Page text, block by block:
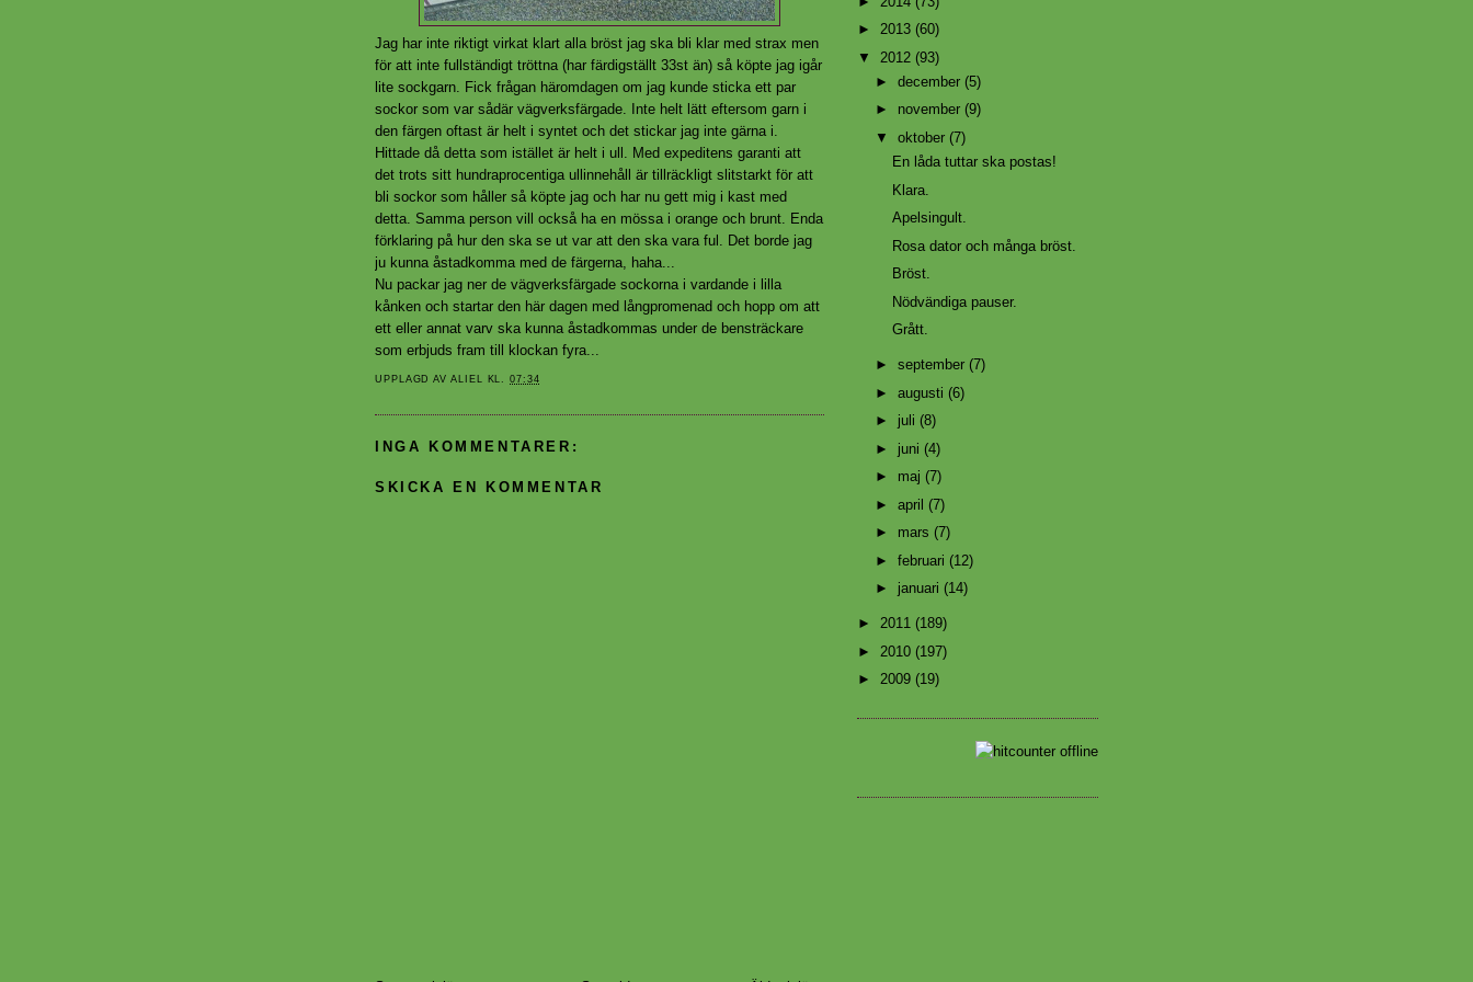
Jag har inte riktigt virkat klart alla bröst jag ska bli klar med strax men
för att inte fullständigt tröttna (har färdigställt 33st än) så köpte jag igår
lite sockgarn. Fick frågan häromdagen om jag kunde sticka ett par
sockor som var sådär vägverksfärgade. Inte helt lätt eftersom garn i
den färgen oftast är helt i syntet och det stickar jag inte gärna i.
Hittade då detta som istället är helt i ull. Med expeditens garanti att
det trots sitt hundraprocentiga ullinnehåll är tillräckligt slitstarkt för att
bli sockor som håller så köpte jag och har nu gett mig i kast med
detta. Samma person vill också ha en mössa i orange och brunt. Enda
förklaring på hur den ska se ut var att den ska vara ful. Det borde jag
ju kunna åstadkomma med de färgerna, haha...
Nu packar jag ner de vägverksfärgade sockorna i vardande i lilla
kånken och startar den här dagen med långpromenad och hopp om att
ett eller annat varv ska kunna åstadkommas under de bensträckare
som erbjuds fram till klockan fyra...
UPPLAGD AVALIEL KL.07:34
INGA KOMMENTARER:
SKICKA EN KOMMENTAR
► 2013 (60)
▼ 2012 (93)
► december (5)
► november (9)
▼ oktober (7)
En låda tuttar ska postas!
Klara.
Apelsingult.
Rosa dator och många bröst.
Bröst.
Nödvändiga pauser.
Grått.
► september (7)
► augusti (6)
► juli (8)
► juni (4)
► maj (7)
► april (7)
► mars (7)
► februari (12)
► januari (14)
► 2011 (189)
► 2010 (197)
► 2009 (19)